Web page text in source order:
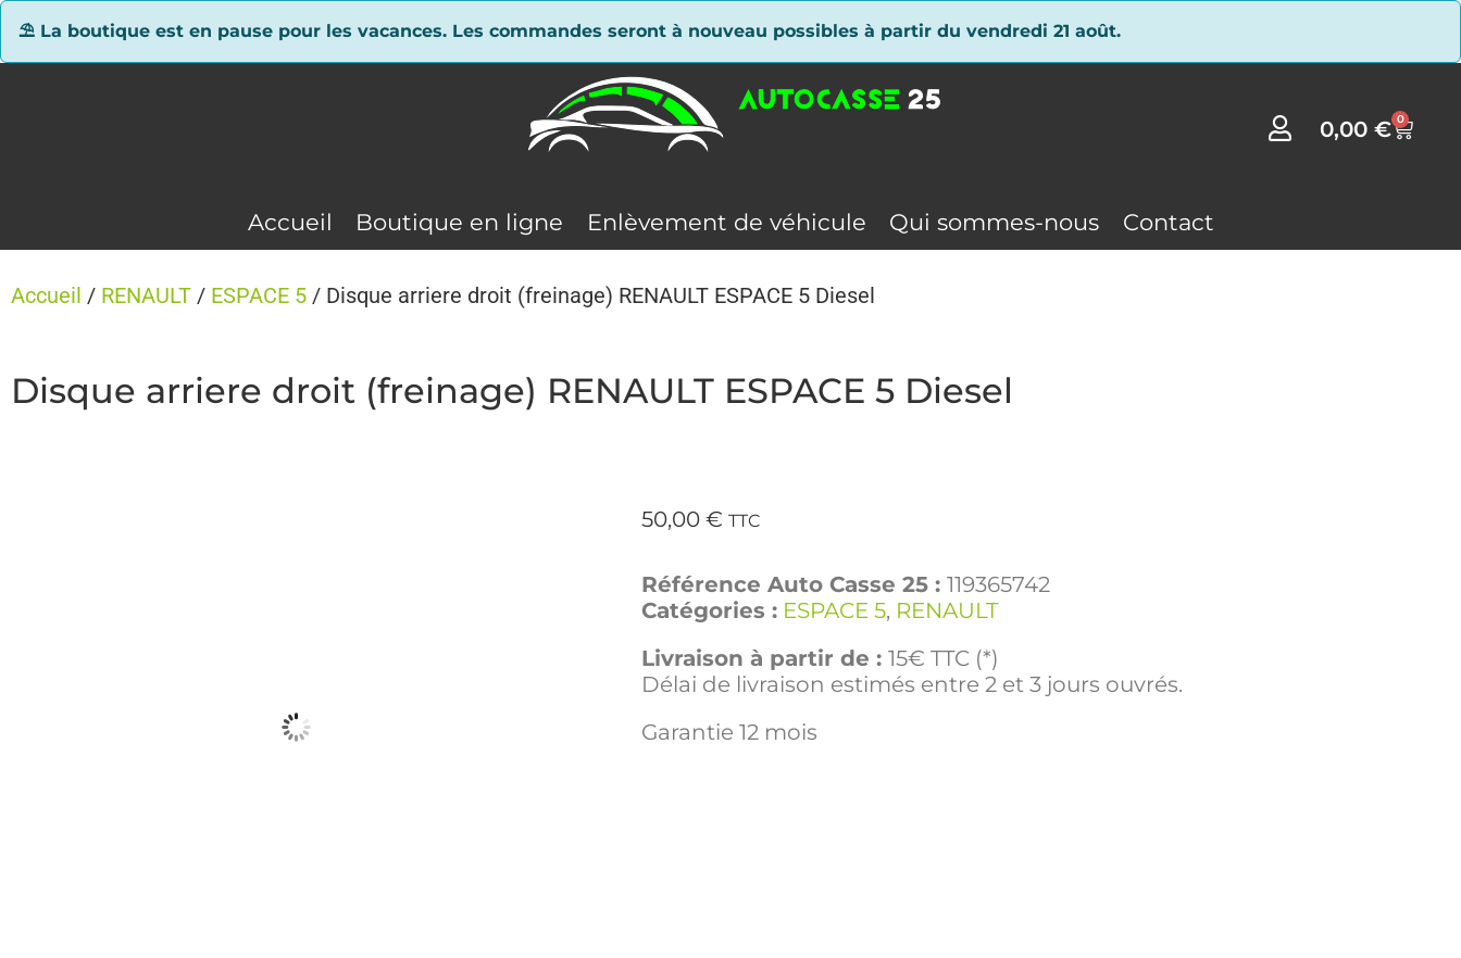
⛱ La boutique est en pause pour les vacances. Les commandes seront à nouveau possibles à partir du vendredi 21 août.
0,00€ 0
Accueil Boutique en ligne Enlèvement de véhicule Qui sommes-nous Contact
Accueil / RENAULT / ESPACE 5 / Disque arriere droit (freinage) RENAULT ESPACE 5 Diesel
Disque arriere droit (freinage) RENAULT ESPACE 5 Diesel
50,00 € TTC
Référence Auto Casse 25 : 119365742
Catégories : ESPACE 5, RENAULT
Livraison à partir de : 15€ TTC (*)
Délai de livraison estimés entre 2 et 3 jours ouvrés.
Garantie 12 mois
Panneau de gestion des cookies